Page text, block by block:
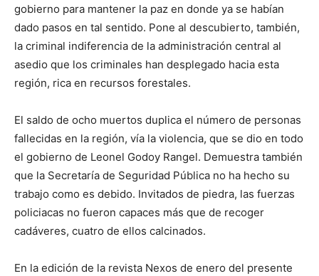
gobierno para mantener la paz en donde ya se habían
dado pasos en tal sentido. Pone al descubierto, también,
la criminal indiferencia de la administración central al
asedio que los criminales han desplegado hacia esta
región, rica en recursos forestales.
El saldo de ocho muertos duplica el número de personas
fallecidas en la región, vía la violencia, que se dio en todo
el gobierno de Leonel Godoy Rangel. Demuestra también
que la Secretaría de Seguridad Pública no ha hecho su
trabajo como es debido. Invitados de piedra, las fuerzas
policiacas no fueron capaces más que de recoger
cadáveres, cuatro de ellos calcinados.
En la edición de la revista Nexos de enero del presente